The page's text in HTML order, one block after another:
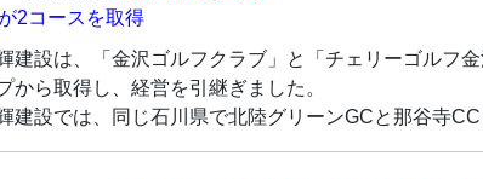
2コースを取得
建設は、「金沢ゴルフクラブ」と「チェリーゴルフ
から取得し、経営を引継ぎました。
建設では、同じ石川県で北陸グリーンGCと那谷寺